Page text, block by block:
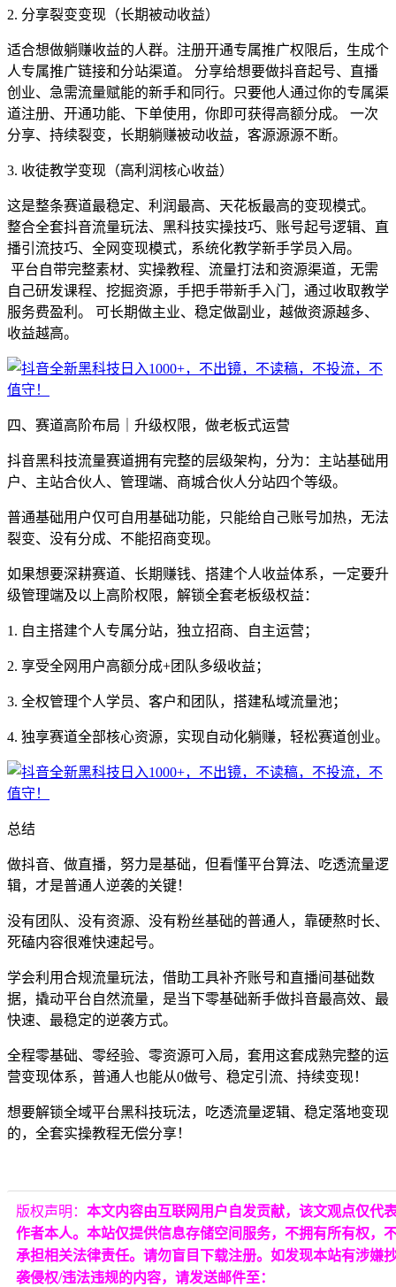
2. 分享裂变变现（长期被动收益）
适合想做躺赚收益的人群。注册开通专属推广权限后，生成个
人专属推广链接和分站渠道。 分享给想要做抖音起号、直播
创业、急需流量赋能的新手和同行。只要他人通过你的专属渠
道注册、开通功能、下单使用，你即可获得高额分成。 一次
分享、持续裂变，长期躺赚被动收益，客源源源不断。
3. 收徒教学变现（高利润核心收益）
这是整条赛道最稳定、利润最高、天花板最高的变现模式。
整合全套抖音流量玩法、黑科技实操技巧、账号起号逻辑、直
播引流技巧、全网变现模式，系统化教学新手学员入局。
平台自带完整素材、实操教程、流量打法和资源渠道，无需
自己研发课程、挖掘资源，手把手带新手入门，通过收取教学
服务费盈利。 可长期做主业、稳定做副业，越做资源越多、
收益越高。
四、赛道高阶布局｜升级权限，做老板式运营
抖音黑科技流量赛道拥有完整的层级架构，分为：主站基础用
户、主站合伙人、管理端、商城合伙人分站四个等级。
普通基础用户仅可自用基础功能，只能给自己账号加热，无法
裂变、没有分成、不能招商变现。
如果想要深耕赛道、长期赚钱、搭建个人收益体系，一定要升
级管理端及以上高阶权限，解锁全套老板级权益：
1. 自主搭建个人专属分站，独立招商、自主运营；
2. 享受全网用户高额分成+团队多级收益；
3. 全权管理个人学员、客户和团队，搭建私域流量池；
4. 独享赛道全部核心资源，实现自动化躺赚，轻松赛道创业。
总结
做抖音、做直播，努力是基础，但看懂平台算法、吃透流量逻
辑，才是普通人逆袭的关键！
没有团队、没有资源、没有粉丝基础的普通人，靠硬熬时长、
死磕内容很难快速起号。
学会利用合规流量玩法，借助工具补齐账号和直播间基础数
据，撬动平台自然流量，是当下零基础新手做抖音最高效、最
快速、最稳定的逆袭方式。
全程零基础、零经验、零资源可入局，套用这套成熟完整的运
营变现体系，普通人也能从0做号、稳定引流、持续变现！
想要解锁全域平台黑科技玩法，吃透流量逻辑、稳定落地变现
的，全套实操教程无偿分享！
版权声明： 本文内容由互联网用户自发贡献，该文观点仅代
作者本人。本站仅提供信息存储空间服务，不拥有所有权，
承担相关法律责任。请勿盲目下载注册。如发现本站有涉嫌
袭侵权/违法违规的内容，请发送邮件至：